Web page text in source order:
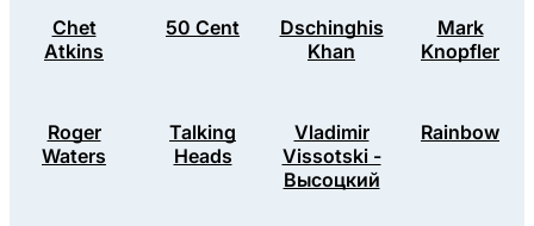
Chet
Atkins
50 Cent
Dschinghis
Khan
Mark
Knopfler
Roger
Waters
Talking
Heads
Vladimir
Vissotski -
Высоцкий
Rainbow